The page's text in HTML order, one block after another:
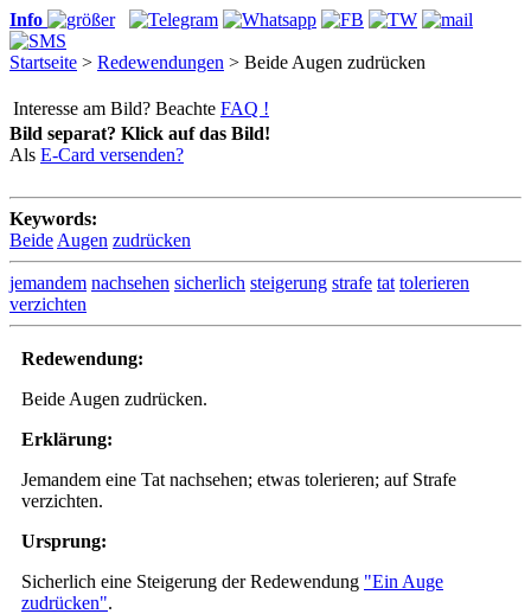
Info
Startseite > Redewendungen > Beide Augen zudrücken
Interesse am Bild? Beachte FAQ !
Bild separat? Klick auf das Bild!
Als E-Card versenden?
Keywords:
Beide Augen zudrücken
jemandem nachsehen sicherlich steigerung strafe tat tolerieren
verzichten
Redewendung:
Beide Augen zudrücken.
Erklärung:
Jemandem eine Tat nachsehen; etwas tolerieren; auf Strafe
verzichten.
Ursprung:
Sicherlich eine Steigerung der Redewendung "Ein Auge
zudrücken".